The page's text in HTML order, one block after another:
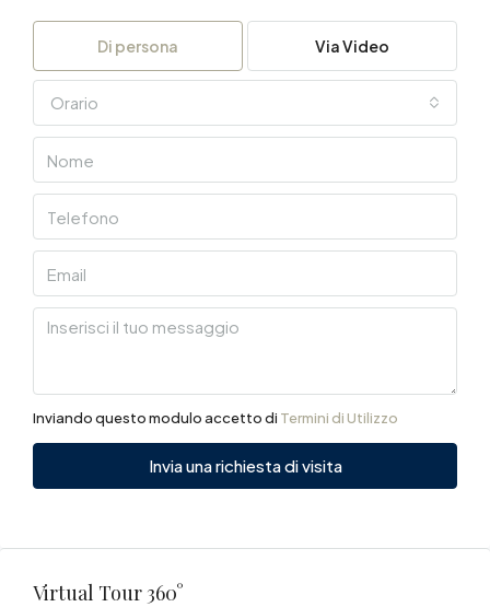
Di persona Via Video
Orario
Inviando questo modulo accetto di Termini di Utilizzo
Invia una richiesta di visita
Virtual Tour 360°